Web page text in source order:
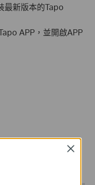
最新版本的Tapo
APP，並開啟APP
Close